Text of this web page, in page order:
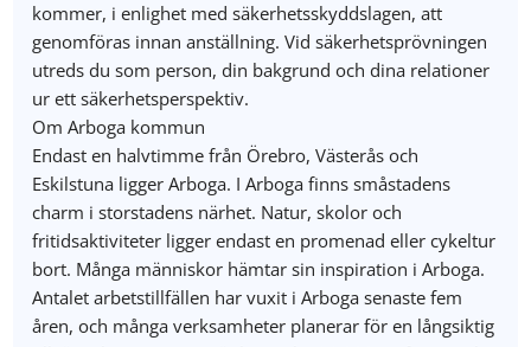
kommer, i enlighet med säkerhetsskyddslagen, att
genomföras innan anställning. Vid säkerhetsprövningen
utreds du som person, din bakgrund och dina relationer
ur ett säkerhetsperspektiv.
Om Arboga kommun
Endast en halvtimme från Örebro, Västerås och
Eskilstuna ligger Arboga. I Arboga finns småstadens
charm i storstadens närhet. Natur, skolor och
fritidsaktiviteter ligger endast en promenad eller cykeltur
bort. Många människor hämtar sin inspiration i Arboga.
Antalet arbetstillfällen har vuxit i Arboga senaste fem
åren, och många verksamheter planerar för en långsiktig